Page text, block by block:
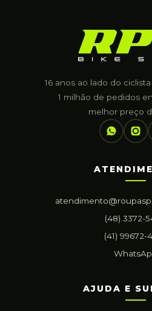
16 anos ao lado do
1 milhão de pedidos
melhor preço
(48) 3372-
(41) 99672-
AJUDA E